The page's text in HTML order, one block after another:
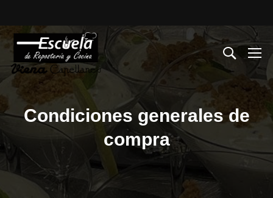
Condiciones generales de
compra